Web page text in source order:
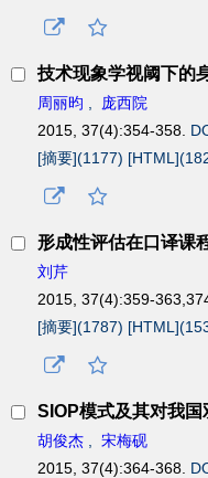
技术现象学视阈下的
周丽昀
庞西院
2015, 37(4):354-358.
[摘要](1177) [HTML](
形成性评估在口译课
刘芹
2015, 37(4):359-
[摘要](1787) [HTML](
SIOP模式及其对我
胡俊杰
宋梅砚
2015, 37(4):364-368.